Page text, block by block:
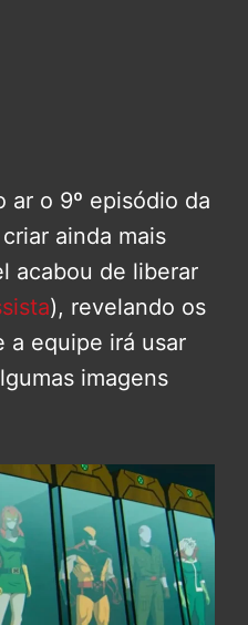
ar o 9º episódio da
ainda mais
acabou de liberar
), revelando os
a equipe irá usar
imagens